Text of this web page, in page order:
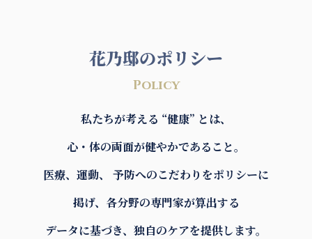
花乃邸のポリシー
Policy
私たちが考える “健康” とは、
心・体の両面が健やかであること。
医療、運動、 予防へのこだわりをポリシーに
掲げ、各分野の専門家が算出する
データに基づき、独自のケアを提供します。